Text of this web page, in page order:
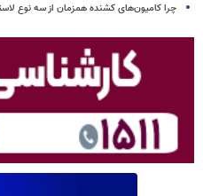
چرا کامیون‌های کشنده همزمان از سه نوع